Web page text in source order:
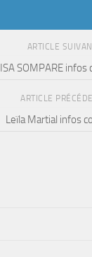
ARTICLE
ISA SOMPARE infos
ARTICLE
Leïla Martial infos